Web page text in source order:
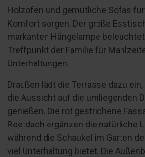
Holzofen und gemütliche Sofas für
Komfort sorgen. Der große
markanten Hängelampe
Treffpunkt der Familie für
Unterhaltungen.
Draußen lädt die Terrasse dazu
die Aussicht auf die umliegenden
genießen. Die rot gestrichene
Reetdach ergänzen die natürliche
während die Schaukel im Garten
viel Unterhaltung bietet. Die